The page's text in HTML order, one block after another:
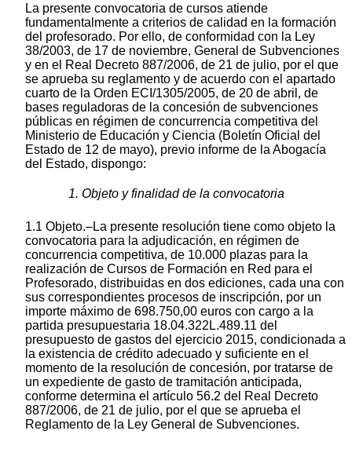
La presente convocatoria de cursos atiende
fundamentalmente a criterios de calidad en la formación
del profesorado. Por ello, de conformidad con la Ley
38/2003, de 17 de noviembre, General de Subvenciones
y en el Real Decreto 887/2006, de 21 de julio, por el que
se aprueba su reglamento y de acuerdo con el apartado
cuarto de la Orden ECI/1305/2005, de 20 de abril, de
bases reguladoras de la concesión de subvenciones
públicas en régimen de concurrencia competitiva del
Ministerio de Educación y Ciencia (Boletín Oficial del
Estado de 12 de mayo), previo informe de la Abogacía
del Estado, dispongo:
1. Objeto y finalidad de la convocatoria
1.1 Objeto.–La presente resolución tiene como objeto la
convocatoria para la adjudicación, en régimen de
concurrencia competitiva, de 10.000 plazas para la
realización de Cursos de Formación en Red para el
Profesorado, distribuidas en dos ediciones, cada una con
sus correspondientes procesos de inscripción, por un
importe máximo de 698.750,00 euros con cargo a la
partida presupuestaria 18.04.322L.489.11 del
presupuesto de gastos del ejercicio 2015, condicionada a
la existencia de crédito adecuado y suficiente en el
momento de la resolución de concesión, por tratarse de
un expediente de gasto de tramitación anticipada,
conforme determina el artículo 56.2 del Real Decreto
887/2006, de 21 de julio, por el que se aprueba el
Reglamento de la Ley General de Subvenciones.